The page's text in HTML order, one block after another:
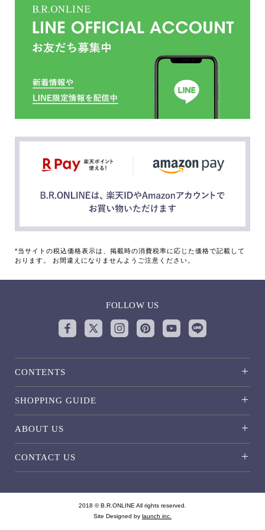
*当サイトの税込価格表示は、掲載時の消費税率に応じた価格で記載して
おります。 お間違えになりませんようご注意ください。
FOLLOW US
CONTENTS
SHOPPING GUIDE
ABOUT US
CONTACT US
2018 © B.R.ONLINE All rights reserved.
Site Designed by launch inc.